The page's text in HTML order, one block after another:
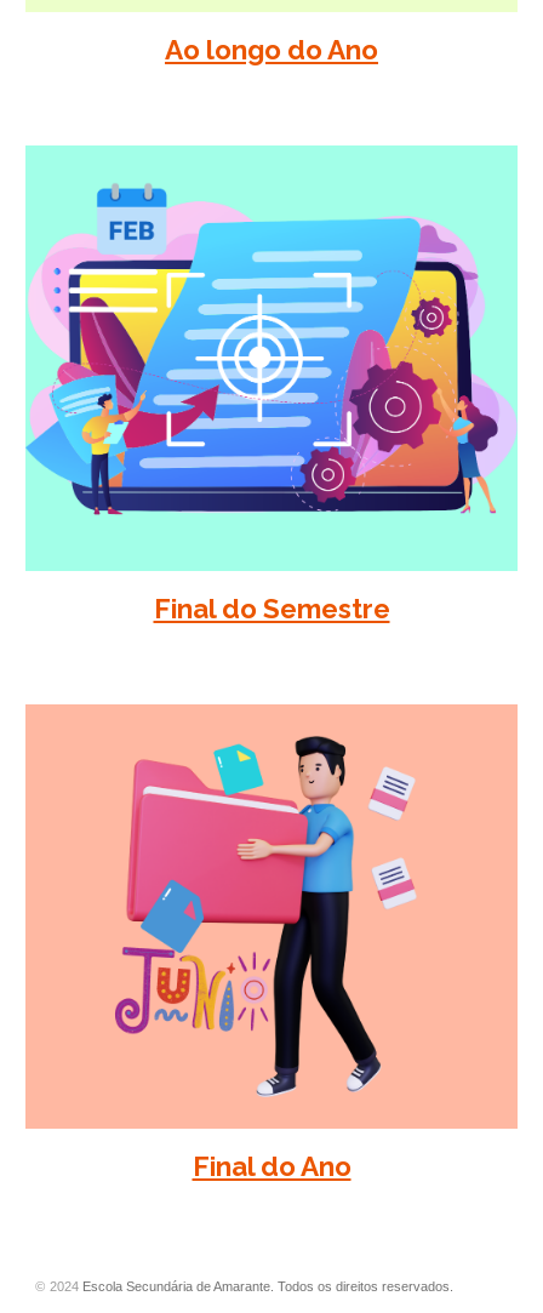
Ao longo do Ano
Final do Semestre
Final do Ano
© 2024 Escola Secundária de Amarante. Todos os direitos reservados.